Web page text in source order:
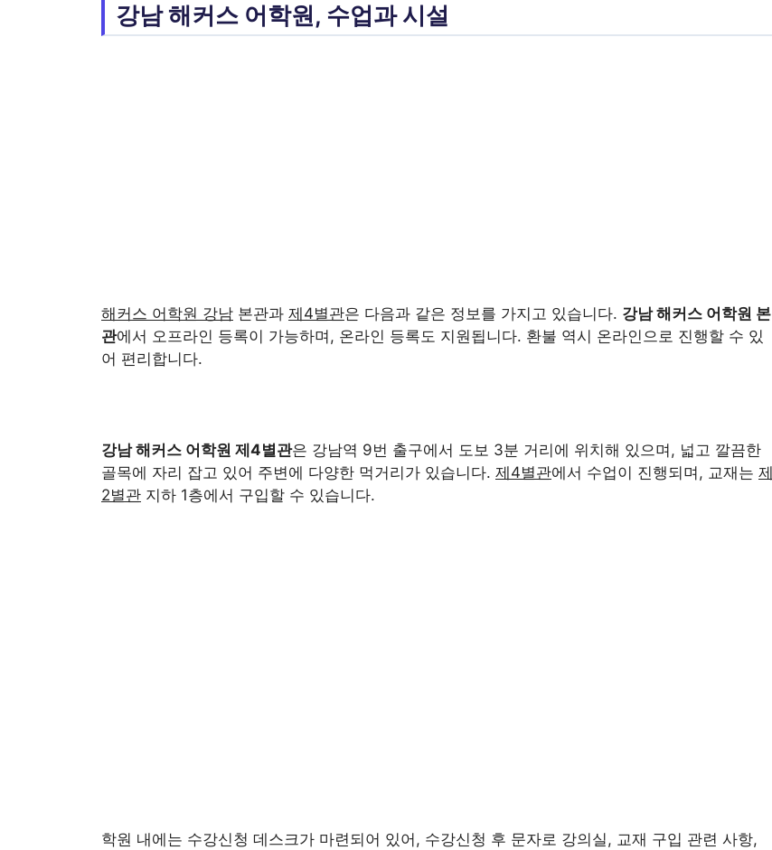
강남 해커스 어학원, 수업과 시설
해커스 어학원 강남 본관과 제4별관은 다음과 같은 정보를 가지고 있습니다. 강남 해커스 어학원 본
관에서 오프라인 등록이 가능하며, 온라인 등록도 지원됩니다. 환불 역시 온라인으로 진행할 수 있
어 편리합니다.
강남 해커스 어학원 제4별관은 강남역 9번 출구에서 도보 3분 거리에 위치해 있으며, 넓고 깔끔한
골목에 자리 잡고 있어 주변에 다양한 먹거리가 있습니다. 제4별관에서 수업이 진행되며, 교재는 제
2별관 지하 1층에서 구입할 수 있습니다.
학원 내에는 수강신청 데스크가 마련되어 있어, 수강신청 후 문자로 강의실, 교재 구입 관련 사항,